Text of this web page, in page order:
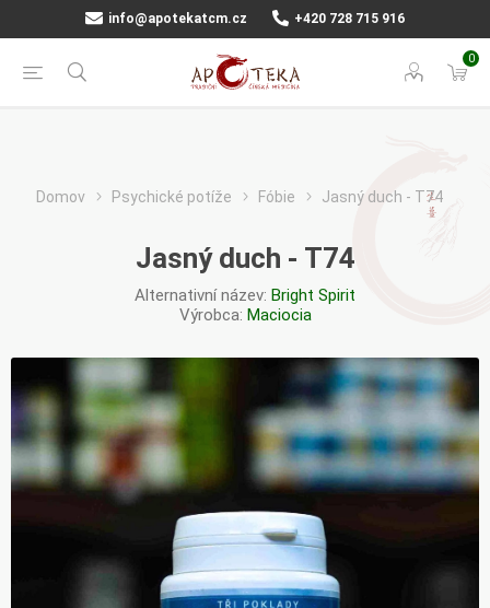
info@apotekatcm.cz +420 728 715 916
0
Domov Psychické potíže Fóbie Jasný duch - T74
Jasný duch - T74
Alternativní název: Bright Spirit
Výrobca: Maciocia